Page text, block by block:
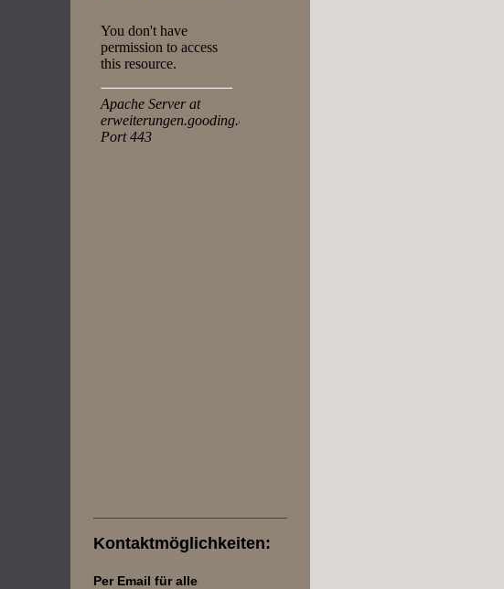
Kontaktmöglichkeiten:
Per Email für alle